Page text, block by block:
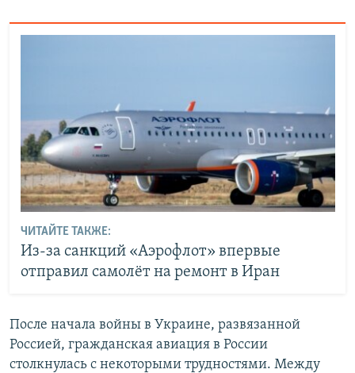
ЧИТАЙТЕ ТАКЖЕ:
Из-за санкций «Аэрофлот» впервые
отправил самолёт на ремонт в Иран
После начала войны в Украине, развязанной
Россией, гражданская авиация в России
столкнулась с некоторыми трудностями. Между